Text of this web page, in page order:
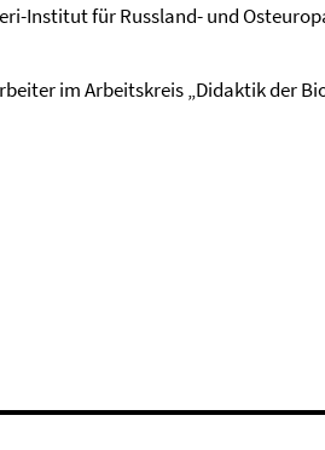
Institut für Russland- und
im Arbeitskreis „Didaktik der